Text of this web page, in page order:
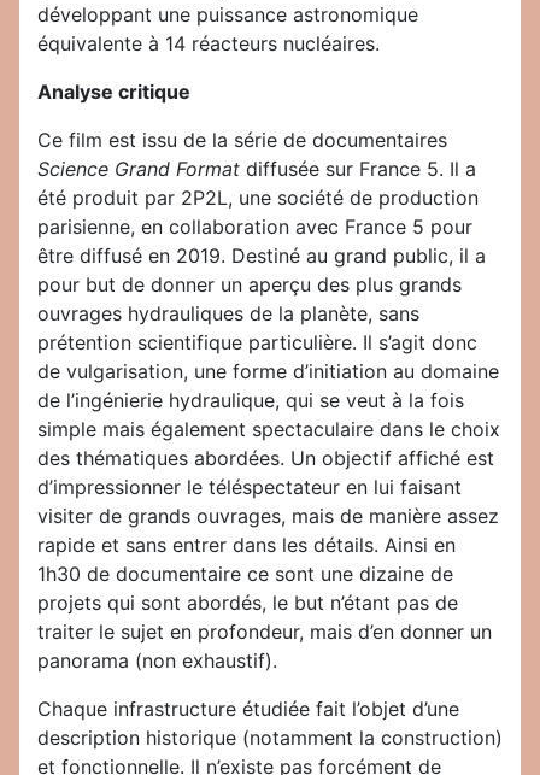
développant une puissance astronomique
équivalente à 14 réacteurs nucléaires.
Analyse critique
Ce film est issu de la série de documentaires
Science Grand Format diffusée sur France 5. Il a
été produit par 2P2L, une société de production
parisienne, en collaboration avec France 5 pour
être diffusé en 2019. Destiné au grand public, il a
pour but de donner un aperçu des plus grands
ouvrages hydrauliques de la planète, sans
prétention scientifique particulière. Il s’agit donc
de vulgarisation, une forme d’initiation au domaine
de l’ingénierie hydraulique, qui se veut à la fois
simple mais également spectaculaire dans le choix
des thématiques abordées. Un objectif affiché est
d’impressionner le téléspectateur en lui faisant
visiter de grands ouvrages, mais de manière assez
rapide et sans entrer dans les détails. Ainsi en
1h30 de documentaire ce sont une dizaine de
projets qui sont abordés, le but n’étant pas de
traiter le sujet en profondeur, mais d’en donner un
panorama (non exhaustif).
Chaque infrastructure étudiée fait l’objet d’une
description historique (notamment la construction)
et fonctionnelle. Il n’existe pas forcément de